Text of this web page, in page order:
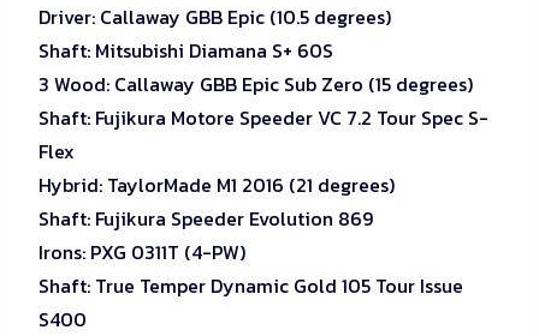
Driver: Callaway GBB Epic (10.5 degrees)
Shaft: Mitsubishi Diamana S+ 60S
3 Wood: Callaway GBB Epic Sub Zero (15 degrees)
Shaft: Fujikura Motore Speeder VC 7.2 Tour Spec S-
Flex
Hybrid: TaylorMade M1 2016 (21 degrees)
Shaft: Fujikura Speeder Evolution 869
Irons: PXG 0311T (4-PW)
Shaft: True Temper Dynamic Gold 105 Tour Issue
S400